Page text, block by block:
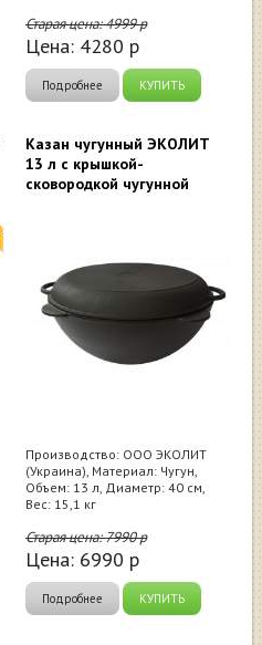
Старая цена:4999р
Цена: 4280 р
Подробнее КУПИТЬ
Казан чугунный ЭКОЛИТ
13 л с крышкой-
сковородкой чугунной
Производство: ООО ЭКОЛИТ
(Украина), Материал: Чугун,
Объем: 13 л, Диаметр: 40 см,
Вес: 15,1 кг
Старая цена:7990р
Цена: 6990 р
Подробнее КУПИТЬ